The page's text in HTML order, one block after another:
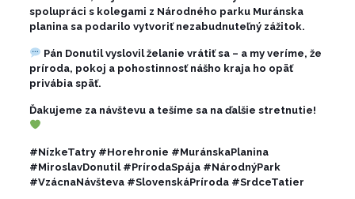
spolupráci s kolegami z Národného parku Muránska
planina sa podarilo vytvoriť nezabudnuteľný zážitok.
Pán Donutil vyslovil želanie vrátiť sa – a my veríme, že
príroda, pokoj a pohostinnosť nášho kraja ho opäť
privábia späť.
Ďakujeme za návštevu a tešíme sa na ďalšie stretnutie!
#NízkeTatry #Horehronie #MuránskaPlanina
#MiroslavDonutil #PrírodaSpája #NárodnýPark
#VzácnaNávšteva #SlovenskáPríroda #SrdceTatier